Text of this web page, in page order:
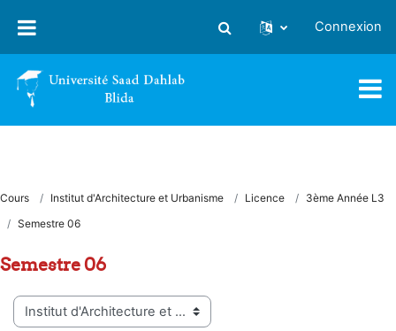
Activer/désactiver la saisie
Connexion
Cours Institut d'Architecture et Urbanisme Licence
3ème Année L3
Semestre 06
Semestre 06
Catégories de cours